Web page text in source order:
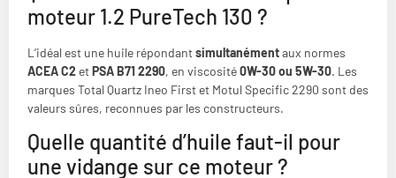
moteur 1.2 PureTech 130 ?
L’idéal est une huile répondantsimultanémentaux normes
ACEA C2 etPSA B71 2290, en viscosité0W-30 ou 5W-30. Les
marques Total Quartz Ineo First et Motul Specific 2290 sont des
valeurs sûres, reconnues par les constructeurs.
Quelle quantité d’huile faut-il pour
une vidange sur ce moteur ?